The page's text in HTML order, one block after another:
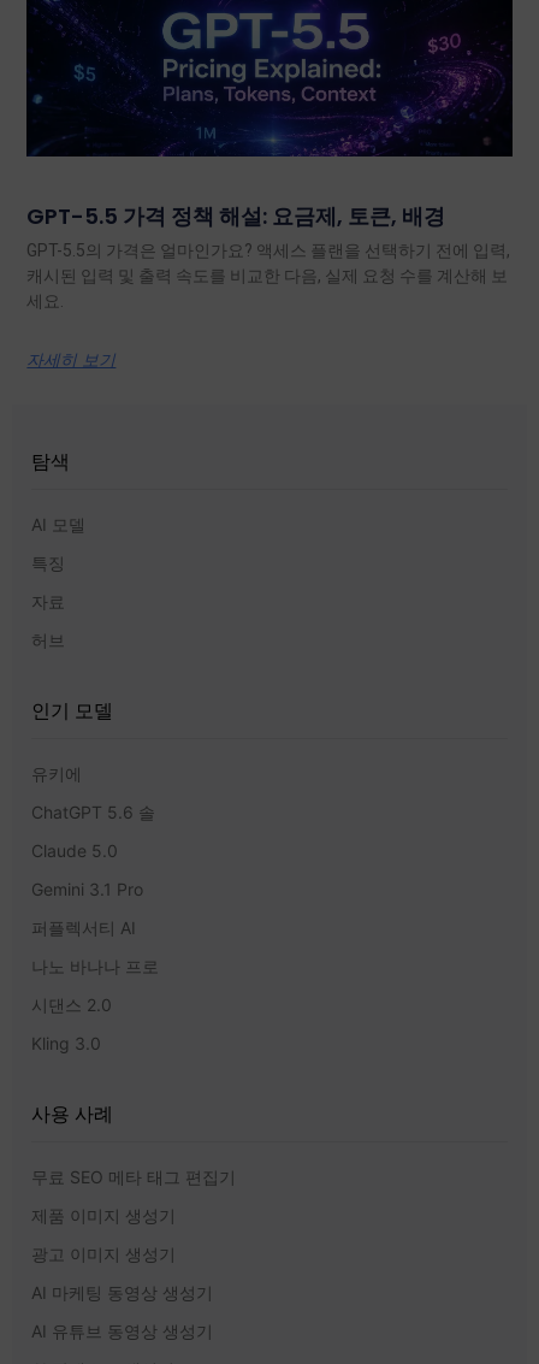
GPT-5.5 가격 정책 해설: 요금제, 토큰, 배경
GPT-5.5의 가격은 얼마인가요? 액세스 플랜을 선택하기 전에 입력,
캐시된 입력 및 출력 속도를 비교한 다음, 실제 요청 수를 계산해 보
세요.
자세히 보기
탐색
AI 모델
특징
자료
허브
인기 모델
유키에
ChatGPT 5.6 솔
Claude 5.0
Gemini 3.1 Pro
퍼플렉서티 AI
나노 바나나 프로
시댄스 2.0
Kling 3.0
사용 사례
무료 SEO 메타 태그 편집기
제품 이미지 생성기
광고 이미지 생성기
AI 마케팅 동영상 생성기
AI 유튜브 동영상 생성기